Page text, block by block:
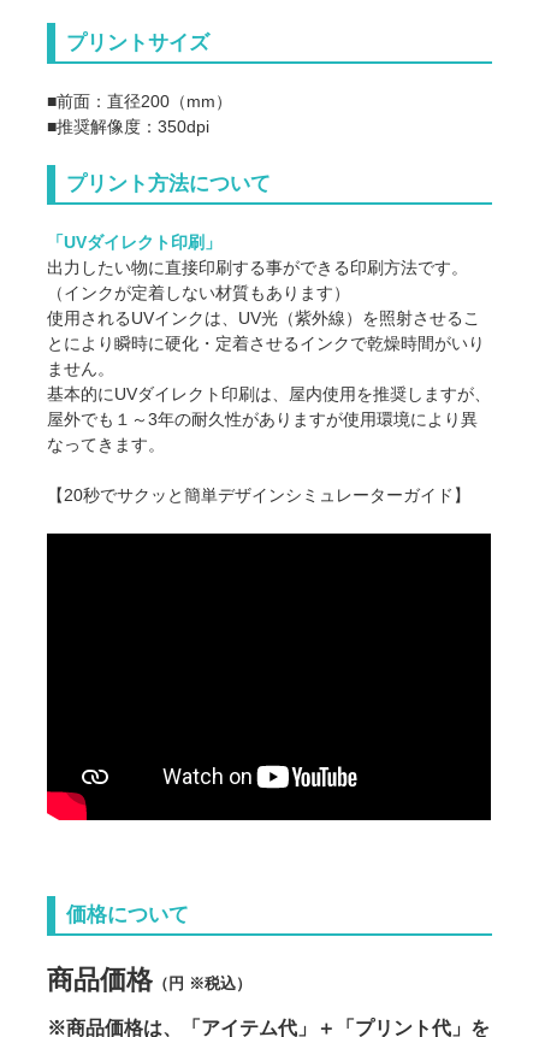
プリントサイズ
■前面：直径200（mm）
■推奨解像度：350dpi
プリント方法について
「UVダイレクト印刷」
出力したい物に直接印刷する事ができる印刷方法です。
（インクが定着しない材質もあります）
使用されるUVインクは、UV光（紫外線）を照射させるこ
とにより瞬時に硬化・定着させるインクで乾燥時間がいり
ません。
基本的にUVダイレクト印刷は、屋内使用を推奨しますが、
屋外でも１～3年の耐久性がありますが使用環境により異
なってきます。
【20秒でサクッと簡単デザインシミュレーターガイド】
価格について
商品価格 （円 ※税込）
※商品価格は、「アイテム代」＋「プリント代」を